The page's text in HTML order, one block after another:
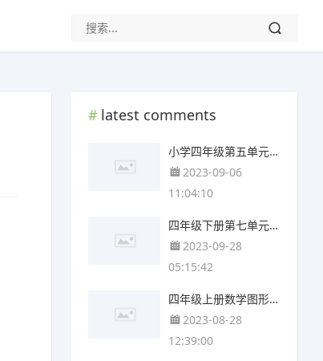
latest comments
小学四年级第五单元思维导图(4张可下载)
2023-09-06
11:04:10
四年级下册第七单元思维导图简单(3张可下载)
2023-09-28
05:15:42
四年级上册数学图形与几何思维导图(3个附打印高清版)
2023-08-28
12:39:00